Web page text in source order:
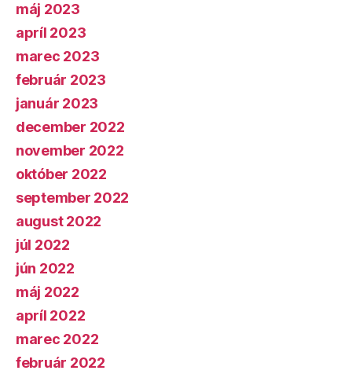
máj 2023
apríl 2023
marec 2023
február 2023
január 2023
december 2022
november 2022
október 2022
september 2022
august 2022
júl 2022
jún 2022
máj 2022
apríl 2022
marec 2022
február 2022